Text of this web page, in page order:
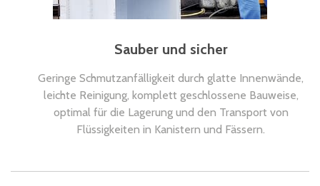
Sauber und sicher
Geringe Schmutzanfälligkeit durch glatte Innenwände,
leichte Reinigung, komplett geschlossene Bauweise,
optimal für die Lagerung und den Transport von
Flüssigkeiten in Kanistern und Fässern.